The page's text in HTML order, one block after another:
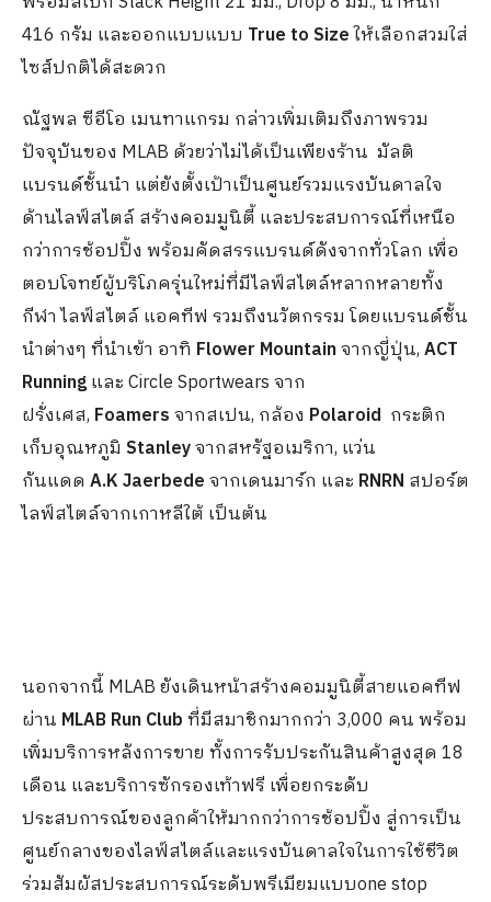
416 กรัม และออกแบบแบบ True to Sizeให้เลือกสวมใส่
ไซส์ปกติได้สะดวก
ณัฐพล ซีอีโอ เมนทาแกรม กล่าวเพิ่มเติมถึงภาพรวม
ปัจจุบันของ MLAB ด้วยว่าไม่ได้เป็นเพียงร้าน มัลติ
แบรนด์ชั้นนำ แต่ยังตั้งเป้าเป็นศูนย์รวมแรงบันดาลใจ
ด้านไลฟ์สไตล์ สร้างคอมมูนิตี้ และประสบการณ์ที่เหนือ
กว่าการช้อปปิ้ง พร้อมคัดสรรแบรนด์ดังจากทั่วโลก เพื่อ
ตอบโจทย์ผู้บริโภครุ่นใหม่ที่มีไลฟ์สไตล์หลากหลายทั้ง
กีฬา ไลฟ์สไตล์ แอคทีฟ รวมถึงนวัตกรรม โดยแบรนด์ชั้น
นำต่างๆ ที่นำเข้า อาทิ Flower Mountainจากญี่ปุ่น,ACT
Runningและ Circle Sportwears จาก
ฝรั่งเศส, Foamersจากสเปน, กล้อง Polaroid กระติก
เก็บอุณหภูมิ Stanleyจากสหรัฐอเมริกา, แว่น
กันแดด A.K Jaerbedeจากเดนมาร์ก และ RNRN สปอร์ต
ไลฟ์สไตล์จากเกาหลีใต้ เป็นต้น
นอกจากนี้ MLAB ยังเดินหน้าสร้างคอมมูนิตี้สายแอคทีฟ
ผ่าน MLAB Run Clubที่มีสมาชิกมากกว่า 3,000 คน พร้อม
เพิ่มบริการหลังการขาย ทั้งการรับประกันสินค้าสูงสุด 18
เดือน และบริการซักรองเท้าฟรี เพื่อยกระดับ
ประสบการณ์ของลูกค้าให้มากกว่าการช้อปปิ้ง สู่การเป็น
ศูนย์กลางของไลฟ์สไตล์และแรงบันดาลใจในการใช้ชีวิต
ร่วมสัมผัสประสบการณ์ระดับพรีเมียมแบบone stop